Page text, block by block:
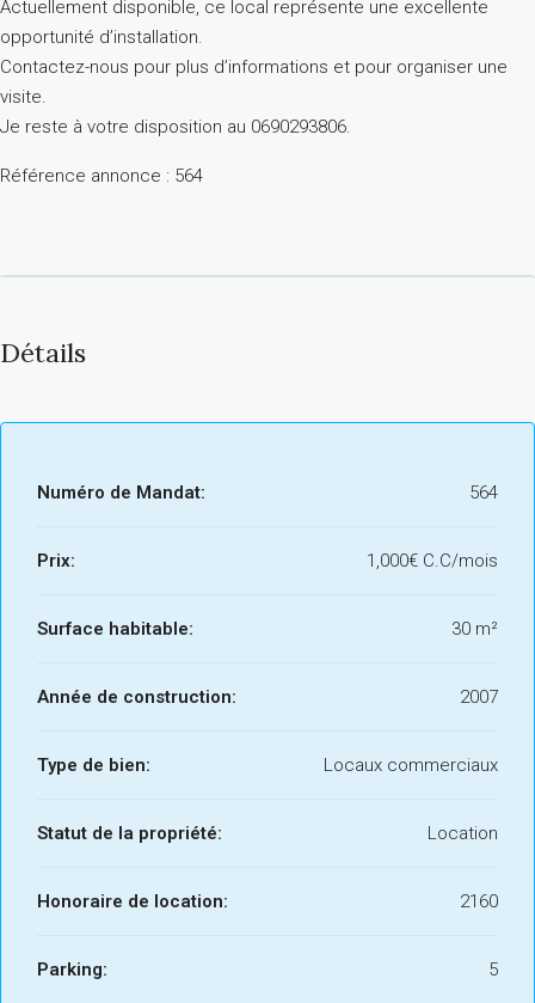
Actuellement disponible, ce local représente une excellente
opportunité d’installation.
Contactez-nous pour plus d’informations et pour organiser une
visite.
Je reste à votre disposition au 0690293806.
Référence annonce : 564
Détails
Numéro de Mandat: 564
Prix: 1,000€ C.C/mois
Surface habitable: 30 m²
Année de construction: 2007
Type de bien: Locaux commerciaux
Statut de la propriété: Location
Honoraire de location: 2160
Parking: 5